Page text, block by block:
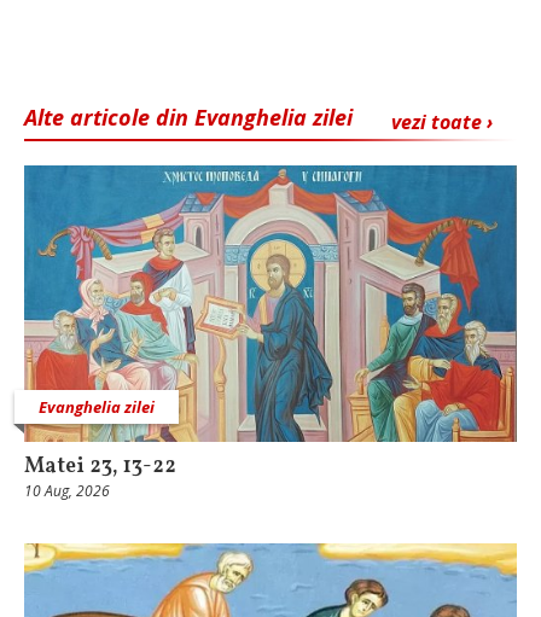
vezi toate ›
Alte articole din Evanghelia zilei
Evanghelia zilei
Matei 23, 13-22
10 Aug, 2026